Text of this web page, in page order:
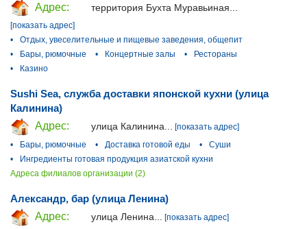
Адрес: территория Бухта Муравьиная...
[показать адрес]
•
Отдых, увеселительные и пищевые заведения, общепит
•
Бары, рюмочные • Концертные залы •
Рестораны
•
Казино
Sushi Sea, служба доставки японской кухни (улица
Калинина)
Адрес:
улица Калинина... [показать адрес]
•
Бары, рюмочные • Доставка готовой еды •
Суши
•
Ингредиенты готовая продукция азиатской кухни
Адреса филиалов организации (2)
Александр, бар (улица Ленина)
Адрес:
улица Ленина...
[показать адрес]